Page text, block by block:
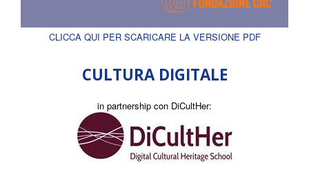
CLICCA QUI PER SCARICARE LA VERSIONE PDF
CULTURA DIGITALE
in partnership con DiCultHer: